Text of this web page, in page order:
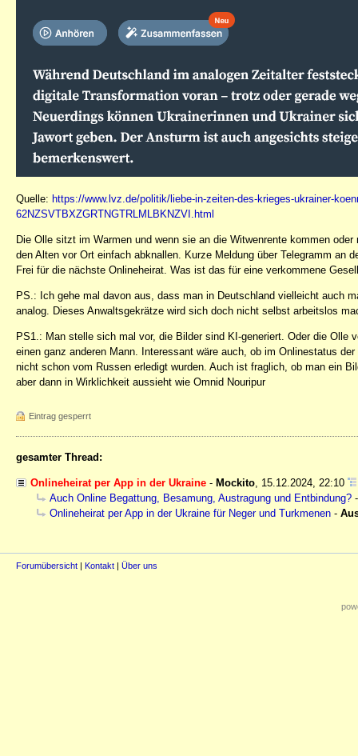
Quelle: https://www.lvz.de/politik/liebe-in-zeiten-des-krieges-ukrainer-
62NZSVTBXZGRTNGTRLMLBKNZVI.html
Die Olle sitzt im Warmen und wenn sie an die Witwenrente kommen
den Alten vor Ort einfach abknallen. Kurze Meldung über Telegramm an
Frei für die nächste Onlineheirat. Was ist das für eine verkommene
PS.: Ich gehe mal davon aus, dass man in Deutschland vielleicht auch
analog. Dieses Anwaltsgekrätze wird sich doch nicht selbst arbeitslos
PS1.: Man stelle sich mal vor, die Bilder sind KI-generiert. Oder die Olle
einen ganz anderen Mann. Interessant wäre auch, ob im Onlinestatus
nicht schon vom Russen erledigt wurden. Auch ist fraglich, ob man ein
aber dann in Wirklichkeit aussieht wie Omnid Nouripur
Eintrag gesperrt
gesamter Thread:
Onlineheirat per App in der Ukraine - Mockito, 15.12.2024, 22:10
Auch Online Begattung, Besamung, Austragung und Entbindung?
Onlineheirat per App in der Ukraine für Neger und Turkmenen -
Forumübersicht | Kontakt | Über uns